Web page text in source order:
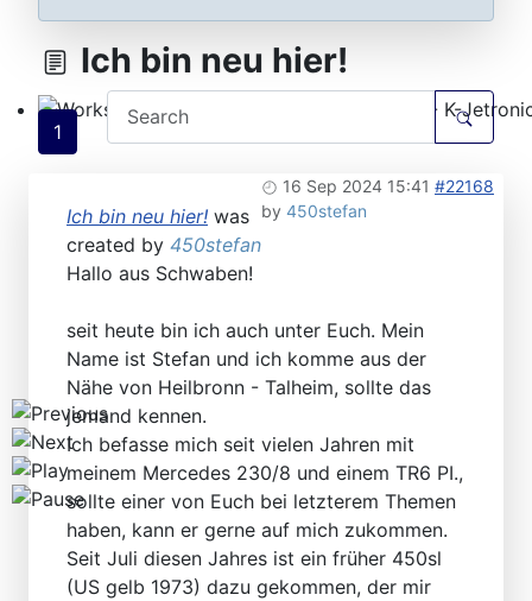
Workshops D-Jetronic 28.6.(F)/20.9.(ER) - K-
Ich bin neu hier!
1
16 Sep 2024 15:41 #22168
by 450stefan
Ich bin neu hier! was
created by 450stefan
Hallo aus Schwaben!
seit heute bin ich auch unter Euch. Mein
Name ist Stefan und ich komme aus der
Nähe von Heilbronn - Talheim, sollte das
jemand kennen.
Ich befasse mich seit vielen Jahren mit
meinem Mercedes 230/8 und einem TR6 PI.,
sollte einer von Euch bei letzterem Themen
haben, kann er gerne auf mich zukommen.
Seit Juli diesen Jahres ist ein früher 450sl
(US gelb 1973) dazu gekommen, der mir